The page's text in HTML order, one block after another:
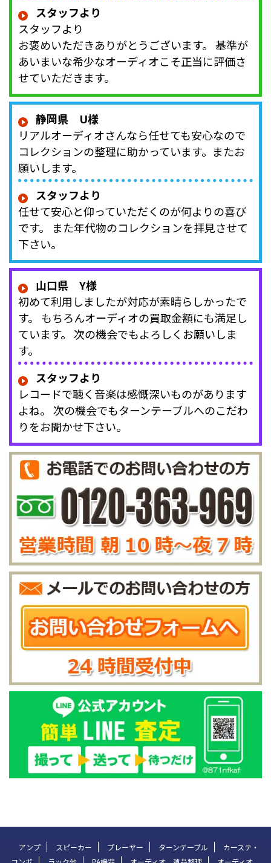
スタッフより
スタッフより
お褒めいただきありがとうございます。 基準が
あいまいな希少なオーディオこそ正当に評価さ
せていただきます。
静岡県 U様
リアルオーディオさんなら任せても安心なので
コレクションの整理に助かっています。またお
願いします。
スタッフより
任せて安心と仰っていただくのが何よりの喜び
です。 また年代物のコレクションを拝見させて
下さい。
山口県 Y様
初めて利用しましたが対応が素晴らしかったで
す。 もちろんオーディオの買取金額にも満足し
ています。 次の機会でもよろしくお願いしま
す。
スタッフより
レコードで聴く音楽は感慨深いものがあります
よね。 次の機会でもターンテーブルへのこだわ
りをお聞かせ下さい。
アンプ スピーカー プレーヤー ターンテーブル
カーステ・